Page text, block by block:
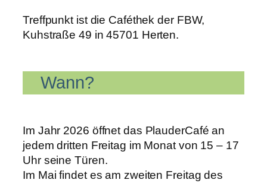
Treffpunkt ist die Caféthek der FBW,
Kuhstraße 49 in 45701 Herten.
Wann?
Im Jahr 2026 öffnet das PlauderCafé an
jedem dritten Freitag im Monat von 15 – 17
Uhr seine Türen.
Im Mai findet es am zweiten Freitag des